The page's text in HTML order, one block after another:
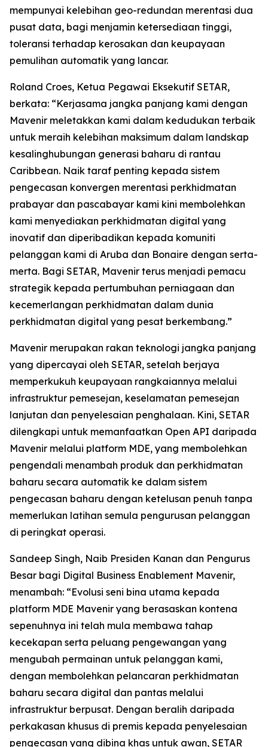
mempunyai kelebihan geo-redundan merentasi dua
pusat data, bagi menjamin ketersediaan tinggi,
toleransi terhadap kerosakan dan keupayaan
pemulihan automatik yang lancar.
Roland Croes, Ketua Pegawai Eksekutif SETAR,
berkata: “Kerjasama jangka panjang kami dengan
Mavenir meletakkan kami dalam kedudukan terbaik
untuk meraih kelebihan maksimum dalam landskap
kesalinghubungan generasi baharu di rantau
Caribbean. Naik taraf penting kepada sistem
pengecasan konvergen merentasi perkhidmatan
prabayar dan pascabayar kami kini membolehkan
kami menyediakan perkhidmatan digital yang
inovatif dan diperibadikan kepada komuniti
pelanggan kami di Aruba dan Bonaire dengan serta-
merta. Bagi SETAR, Mavenir terus menjadi pemacu
strategik kepada pertumbuhan perniagaan dan
kecemerlangan perkhidmatan dalam dunia
perkhidmatan digital yang pesat berkembang.”
Mavenir merupakan rakan teknologi jangka panjang
yang dipercayai oleh SETAR, setelah berjaya
memperkukuh keupayaan rangkaiannya melalui
infrastruktur pemesejan, keselamatan pemesejan
lanjutan dan penyelesaian penghalaan. Kini, SETAR
dilengkapi untuk memanfaatkan Open API daripada
Mavenir melalui platform MDE, yang membolehkan
pengendali menambah produk dan perkhidmatan
baharu secara automatik ke dalam sistem
pengecasan baharu dengan ketelusan penuh tanpa
memerlukan latihan semula pengurusan pelanggan
di peringkat operasi.
Sandeep Singh, Naib Presiden Kanan dan Pengurus
Besar bagi Digital Business Enablement Mavenir,
menambah: “Evolusi seni bina utama kepada
platform MDE Mavenir yang berasaskan kontena
sepenuhnya ini telah mula membawa tahap
kecekapan serta peluang pengewangan yang
mengubah permainan untuk pelanggan kami,
dengan membolehkan pelancaran perkhidmatan
baharu secara digital dan pantas melalui
infrastruktur berpusat. Dengan beralih daripada
perkakasan khusus di premis kepada penyelesaian
pengecasan yang dibina khas untuk awan, SETAR